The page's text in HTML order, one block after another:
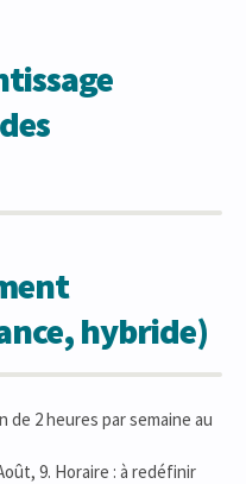
hybride)
de 2 heures par semaine au
9. Horaire : à redéfinir